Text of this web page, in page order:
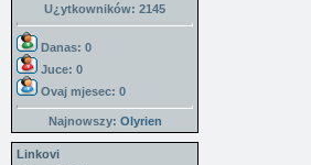
U¿ytkowników: 2145
Danas: 0
Juce: 0
Ovaj mjesec: 0
Najnowszy: Olyrien
Linkovi